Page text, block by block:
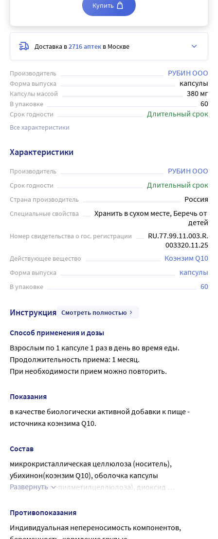
Производитель РУБИН ООО
Форма выпуска капсулы
Капсулы массой 380 мг
В упаковке 60
Срок годности Длительный срок
Все характеристики
Купить
Доставка в2716 аптек в Москве
Характеристики
Производитель РУБИН ООО
Срок годности Длительный срок
Страна производитель Россия
Специальные свойства
Хранить в сухом месте, Беречь от
детей
Номер свидетельства о гос. регистрации
RU.77.99.11.003.R.
003320.11.25
Действующее вещество Коэнзим Q10
Форма выпуска капсулы
В упаковке 60
Инструкция Смотреть полностью
Способ применения и дозы
Взрослым по 1 капсуле 1 раз в день во время еды.
Продолжительность приема: 1 месяц.
При необходимости прием можно повторить.
Показания
в качестве биологически активной добавки к пище -
источника коэнзима Q10.
Состав
микрокристаллическая целлюлоза (носитель),
убихинон(коэнзим Q10), оболочка капсулы
(гидроксипропилметилцеллюлоза), диоксид
Развернуть
Противопоказания
Индивидуальная непереносимость компонентов,